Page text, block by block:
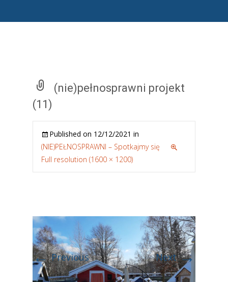
(nie)pełnosprawni projekt
(11)
Published on 12/12/2021 in
(NIE)PEŁNOSPRAWNI – Spotkajmy się
Full resolution (1600 × 1200)
←Previous Next→